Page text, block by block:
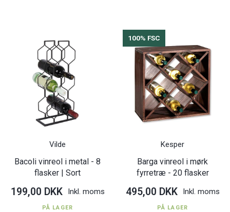
Vilde
Bacoli vinreol i metal - 8
flasker | Sort
199,00 DKK Inkl. moms
PÅ LAGER
100% FSC
Kesper
Barga vinreol i mørk
fyrretræ - 20 flasker
495,00 DKK Inkl. moms
PÅ LAGER